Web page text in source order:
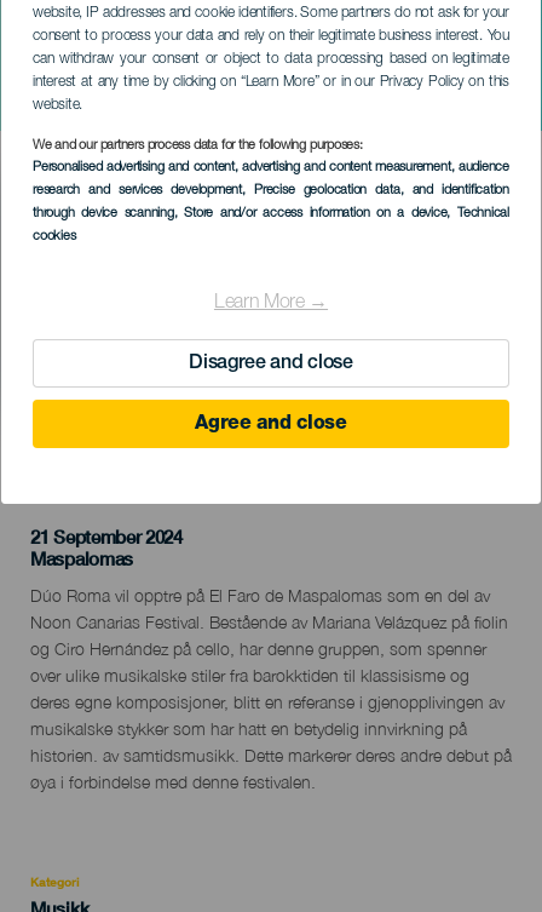
website, IP addresses and cookie identifiers. Some partners do not ask for your
consent to process your data and rely on their legitimate business interest. You
can withdraw your consent or object to data processing based on legitimate
interest at any time by clicking on “Learn More” or in our Privacy Policy on this
website.
We and our partners process data for the following purposes:
Personalised advertising and content, advertising and content measurement, audience
research and services development, Precise geolocation data, and identification
through device scanning, Store and/or access information on a device, Technical
cookies
Learn More →
Disagree and close
Agree and close
Dúo Roma: strykeensemble
GRAN CANARIA
Imagen
Listado
21 September 2024
Localidad
Maspalomas
Descripción
del
evento
Dúo Roma vil opptre på El Faro de Maspalomas som en del av
Noon Canarias Festival. Bestående av Mariana Velázquez på fiolin
og Ciro Hernández på cello, har denne gruppen, som spenner
over ulike musikalske stiler fra barokktiden til klassisisme og
deres egne komposisjoner, blitt en referanse i gjenopplivingen av
musikalske stykker som har hatt en betydelig innvirkning på
historien. av samtidsmusikk. Dette markerer deres andre debut på
øya i forbindelse med denne festivalen.
Kategori
Categoría